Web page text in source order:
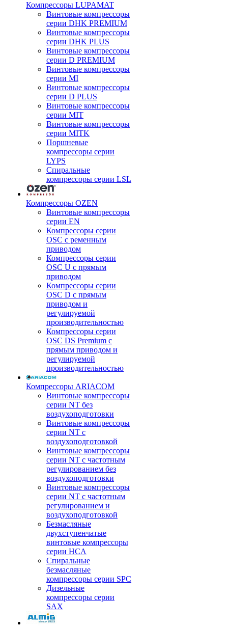
Компрессоры LUPAMAT
Винтовые компрессоры
серии DHK PREMIUM
Винтовые компрессоры
серии DHK PLUS
Винтовые компрессоры
серии D PREMIUM
Винтовые компрессоры
серии MI
Винтовые компрессоры
серии D PLUS
Винтовые компрессоры
серии MIT
Винтовые компрессоры
серии MITK
Поршневые
компрессоры серии
LYPS
Спиральные
компрессоры серии LSL
Компрессоры OZEN
Винтовые компрессоры
серии EN
Компрессоры серии
OSC с ременным
приводом
Компрессоры серии
OSC U с прямым
приводом
Компрессоры серии
OSC D с прямым
приводом и
регулируемой
производительностью
Компрессоры серии
OSC DS Premium с
прямым приводом и
регулируемой
производительностью
Компрессоры ARIACOM
Винтовые компрессоры
серии NT без
воздухоподготовки
Винтовые компрессоры
серии NT c
воздухоподготовкой
Винтовые компрессоры
серии NT с частотным
регулированием без
воздухоподготовки
Винтовые компрессоры
серии NT с частотным
регулированием и
воздухоподготовкой
Безмасляные
двухступенчатые
винтовые компрессоры
серии HCA
Спиральные
безмасляные
компрессоры серии SPC
Дизельные
компрессоры серии
SAX